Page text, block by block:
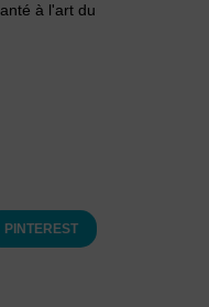
à l'art du
PINTEREST